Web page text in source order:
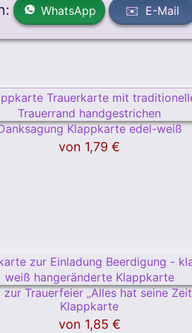
WhatsApp ✉️ E-Mail
Klappkarte edel-weiß
von 1,79 €
zur Trauerfeier „Alles hat seine
Klappkarte
von 1,85 €